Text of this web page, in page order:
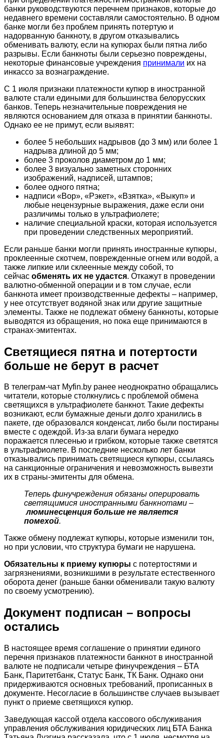
банки руководствуются перечнем признаков, которые до
недавнего времени составляли самостоятельно. В одном
банке могли без проблем принять потертую и
надорванную банкноту, в другом отказывались
обменивать валюту, если на купюрах были пятна либо
разрывы. Если банкноты были серьезно повреждены,
некоторые финансовые учреждения принимали их на
инкассо за вознаграждение.
С 1 июля признаки платежности купюр в иностранной
валюте стали едиными для большинства белорусских
банков. Теперь незначительные повреждения не
являются основанием для отказа в принятии банкноты.
Однако ее не примут, если выявят:
более 5 небольших надрывов (до 3 мм) или более 1
надрыва длиной до 5 мм;
более 3 проколов диаметром до 1 мм;
более 3 визуально заметных сторонних
изображений, надписей, штампов;
более одного пятна;
надписи «Вор», «Рэкет», «Взятка», «Выкуп» и
любые нецензурные выражения, даже если они
различимы только в ультрафиолете;
наличие специальной краски, которая используется
при проведении следственных мероприятий.
Если раньше банки могли принять иностранные купюры,
проклеенные скотчем, поврежденные огнем или водой, а
также липкие или склеенные между собой, то
сейчас обменять их не удастся. Откажут в проведении
валютно-обменной операции и в том случае, если
банкнота имеет производственные дефекты – например,
у нее отсутствует водяной знак или другие защитные
элементы. Также не подлежат обмену банкноты, которые
выводятся из обращения, но пока еще принимаются в
странах-эмитентах.
Светящиеся пятна и потертости
больше не берут в расчет
В телеграм-чат Myfin.by ранее неоднократно обращались
читатели, которые столкнулись с проблемой обмена
светящихся в ультрафиолете банкнот. Такие дефекты
возникают, если бумажные деньги долго хранились в
пакете, где образовался конденсат, либо были постираны
вместе с одеждой. Из-за влаги бумага нередко
поражается плесенью и грибком, которые также светятся
в ультрафиолете. В последние несколько лет банки
отказывались принимать светящиеся купюры, ссылаясь
на санкционные ограничения и невозможность вывезти
их в страны-эмитенты для обмена.
Теперь финучреждения обязаны оперировать
светящимися иностранными банкнотами –
люминесценция больше не является
помехой.
Также обмену подлежат купюры, которые изменили тон,
но при условии, что структура бумаги не нарушена.
Обязательны к приему купюры с потертостями и
загрязнениями, возникшими в результате естественного
оборота денег (раньше банки обменивали такую валюту
по своему усмотрению).
Документ подписан – вопросы
остались
В настоящее время соглашение о принятии единого
перечня признаков платежности банкнот в иностранной
валюте не подписали четыре финучреждения – БТА
Банк, Паритетбанк, Статус Банк, ТК Банк. Однако они
придерживаются основных требований, прописанных в
документе. Несогласие в большинстве случаев вызывает
пункт о приеме светящихся купюр.
Заведующая кассой отдела кассового обслуживания
управления обслуживания юридических лиц БТА Банка